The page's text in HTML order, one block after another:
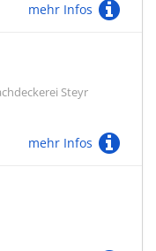
mehr Infos
Steyr
mehr Infos